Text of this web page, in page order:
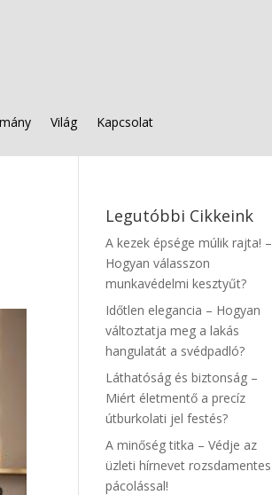
Világ Kapcsolat
Legutóbbi Cikkeink
A kezek épsége múlik rajta! –
Hogyan válasszon
munkavédelmi kesztyűt?
Időtlen elegancia – Hogyan
változtatja meg a lakás
hangulatát a svédpadló?
Láthatóság és biztonság –
Miért életmentő a precíz
útburkolati jel festés?
A minőség titka – Védje az
üzleti hírnevet rozsdamentes
pácolással!